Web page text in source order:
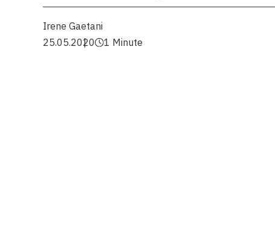
Irene Gaetani
25.05.2020
1 Minute